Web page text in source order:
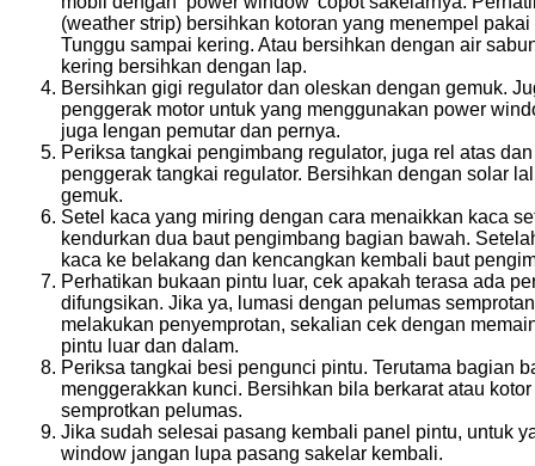
(weather strip) bersihkan kotoran yang menempel
Tunggu sampai kering. Atau bersihkan dengan air
kering bersihkan dengan lap.
Bersihkan gigi regulator dan oleskan dengan gemuk.
penggerak motor untuk yang menggunakan power
juga lengan pemutar dan pernya.
Periksa tangkai pengimbang regulator, juga rel atas
penggerak tangkai regulator. Bersihkan dengan solar
gemuk.
Setel kaca yang miring dengan cara menaikkan kaca
kendurkan dua baut pengimbang bagian bawah.
kaca ke belakang dan kencangkan kembali baut
Perhatikan bukaan pintu luar, cek apakah terasa ada
difungsikan. Jika ya, lumasi dengan pelumas
melakukan penyemprotan, sekalian cek dengan
pintu luar dan dalam.
Periksa tangkai besi pengunci pintu. Terutama bagian
menggerakkan kunci. Bersihkan bila berkarat atau
semprotkan pelumas.
Jika sudah selesai pasang kembali panel pintu, untuk
window jangan lupa pasang sakelar kembali.